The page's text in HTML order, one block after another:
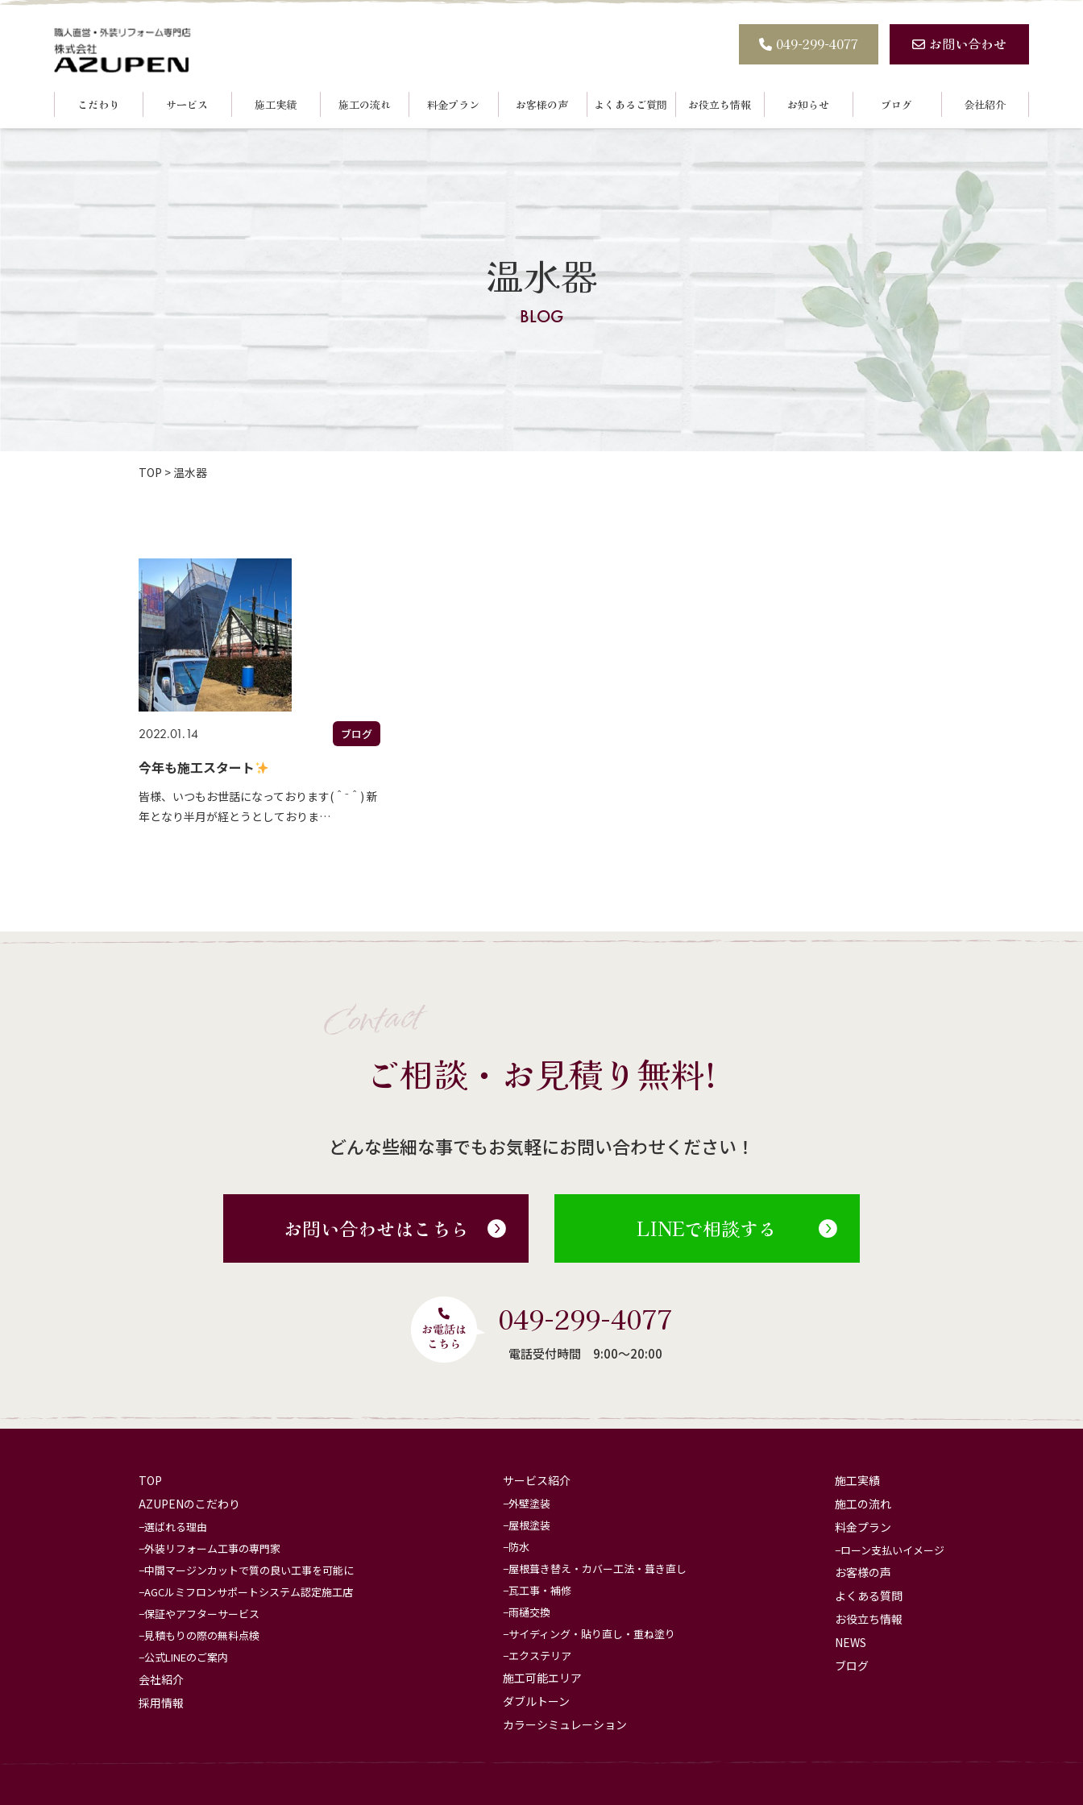
こだわり サービス 施工実績 施工の流れ 料金プラン お客様の声 よくあるご質問 お役立ち情報 お知らせ ブログ 会社紹介
049-299-4077 お問い合わせ
温水器
BLOG
TOP > 温水器
2022.01.14 ブログ
今年も施工スタート
皆様、いつもお世話になっております(＾⁻＾) 新
年となり半月が経とうとしておりま…
Contact
ご相談・お見積り無料!
どんな些細な事でもお気軽にお問い合わせください！
お問い合わせはこちら LINEで相談する
049-299-4077
電話受付時間 9:00〜20:00
TOP
AZUPENのこだわり
選ばれる理由
外装リフォーム工事の専門家
中間マージンカットで質の良い工事を可能に
AGCルミフロンサポートシステム認定施工店
保証やアフターサービス
見積もりの際の無料点検
公式LINEのご案内
会社紹介
採用情報
サービス紹介
外壁塗装
屋根塗装
防水
屋根葺き替え・カバー工法・葺き直し
瓦工事・補修
雨樋交換
サイディング・貼り直し・重ね塗り
エクステリア
施工可能エリア
ダブルトーン
カラーシミュレーション
施工実績
施工の流れ
料金プラン
ローン支払いイメージ
お客様の声
よくある質問
お役立ち情報
NEWS
ブログ